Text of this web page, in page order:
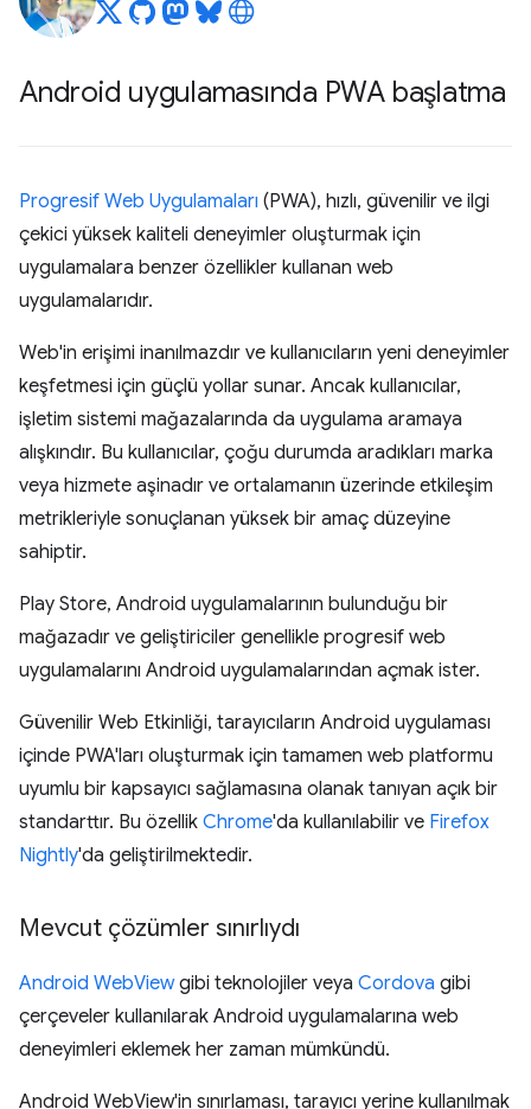
Android uygulamasında PWA başlatma
Progresif Web Uygulamaları (PWA), hızlı, güvenilir ve ilgi
çekici yüksek kaliteli deneyimler oluşturmak için
uygulamalara benzer özellikler kullanan web
uygulamalarıdır.
Web'in erişimi inanılmazdır ve kullanıcıların yeni deneyimler
keşfetmesi için güçlü yollar sunar. Ancak kullanıcılar,
işletim sistemi mağazalarında da uygulama aramaya
alışkındır. Bu kullanıcılar, çoğu durumda aradıkları marka
veya hizmete aşinadır ve ortalamanın üzerinde etkileşim
metrikleriyle sonuçlanan yüksek bir amaç düzeyine
sahiptir.
Play Store, Android uygulamalarının bulunduğu bir
mağazadır ve geliştiriciler genellikle progresif web
uygulamalarını Android uygulamalarından açmak ister.
Güvenilir Web Etkinliği, tarayıcıların Android uygulaması
içinde PWA'ları oluşturmak için tamamen web platformu
uyumlu bir kapsayıcı sağlamasına olanak tanıyan açık bir
standarttır. Bu özellik Chrome'da kullanılabilir ve Firefox
Nightly'da geliştirilmektedir.
Mevcut çözümler sınırlıydı
Android WebViewgibi teknolojiler veya Cordova gibi
çerçeveler kullanılarak Android uygulamalarına web
deneyimleri eklemek her zaman mümkündü.
Android WebView'in sınırlaması, tarayıcı yerine kullanılmak